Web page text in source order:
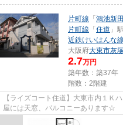
片町線 「 鴻池新田
片町線 「 住道 」
近鉄けいはんな線
大阪府大東市灰
2.7万円
築年数：築37年
階数：2階建
【ライズコート住道】大東市内１Ｋ
屋には天窓、バルコニーあります☆